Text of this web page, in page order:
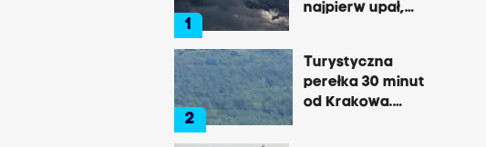
1
najpierw upał,
2
Turystyczna
perełka 30 minut
od Krakowa.